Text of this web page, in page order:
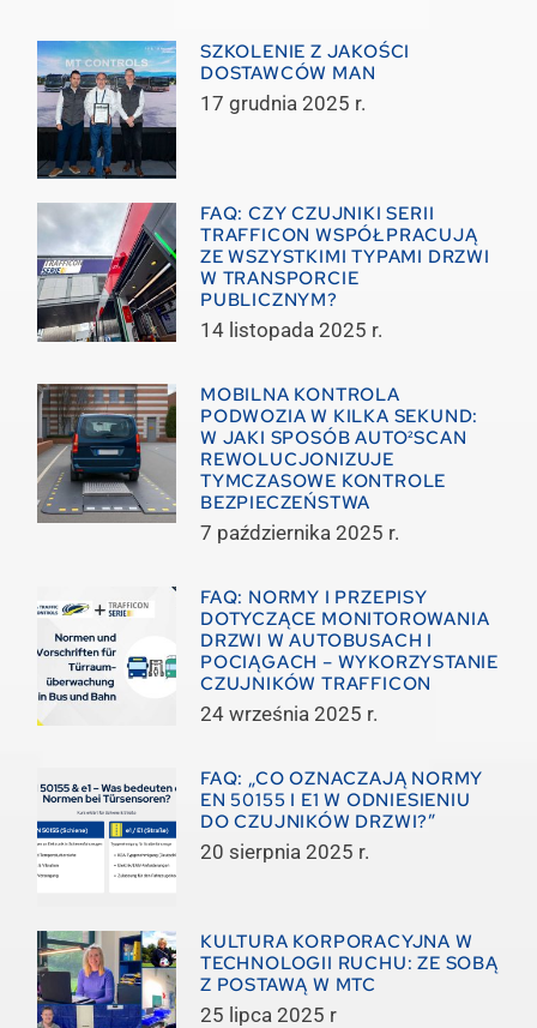
SZKOLENIE Z JAKOŚCI
DOSTAWCÓW MAN
17 grudnia 2025 r.
FAQ: CZY CZUJNIKI SERII
TRAFFICON WSPÓŁPRACUJĄ
ZE WSZYSTKIMI TYPAMI DRZWI
W TRANSPORCIE
PUBLICZNYM?
14 listopada 2025 r.
MOBILNA KONTROLA
PODWOZIA W KILKA SEKUND:
W JAKI SPOSÓB AUTO²SCAN
REWOLUCJONIZUJE
TYMCZASOWE KONTROLE
BEZPIECZEŃSTWA
7 października 2025 r.
FAQ: NORMY I PRZEPISY
DOTYCZĄCE MONITOROWANIA
DRZWI W AUTOBUSACH I
POCIĄGACH – WYKORZYSTANIE
CZUJNIKÓW TRAFFICON
24 września 2025 r.
FAQ: „CO OZNACZAJĄ NORMY
EN 50155 I E1 W ODNIESIENIU
DO CZUJNIKÓW DRZWI?”
20 sierpnia 2025 r.
KULTURA KORPORACYJNA W
TECHNOLOGII RUCHU: ZE SOBĄ
Z POSTAWĄ W MTC
25 lipca 2025 r